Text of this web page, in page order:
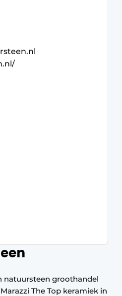
natuursteen groothandel
The Top keramiek in